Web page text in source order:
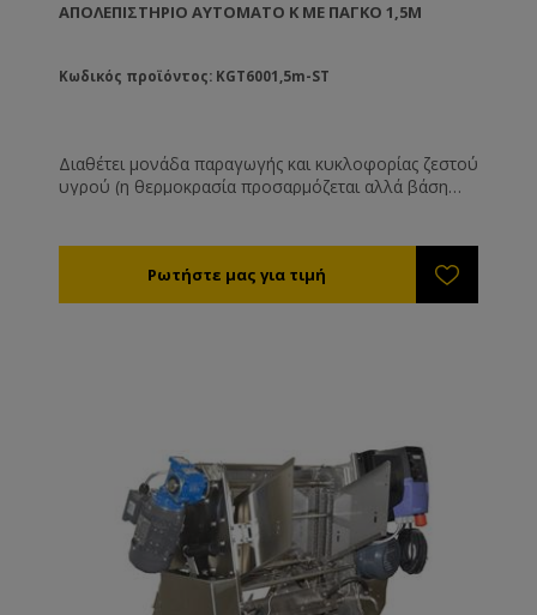
ΑΠΟΛΕΠΙΣΤΉΡΙΟ ΑΥΤΌΜΑΤΟ K ΜΕ ΠΆΓΚΟ 1,5M
Κωδικός προϊόντος: KGT6001,5m-ST
Διαθέτει μονάδα παραγωγής και κυκλοφορίας ζεστού
υγρού (η θερμοκρασία προσαρμόζεται αλλά βάση
Κίνηση: 12 V ή 230 V με κινητήρα Ισχύς: 1300 W
Βάρος: 85 kg